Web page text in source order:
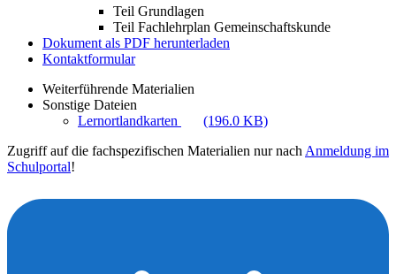
Teil Grundlagen
Teil Fachlehrplan Gemeinschaftskunde
Dokument als PDF herunterladen
Kontaktformular
Weiterführende Materialien
Sonstige Dateien
Lernortlandkarten
(196.0 KB)
Zugriff auf die fachspezifischen Materialien nur nach Anmeldung im
Schulportal!